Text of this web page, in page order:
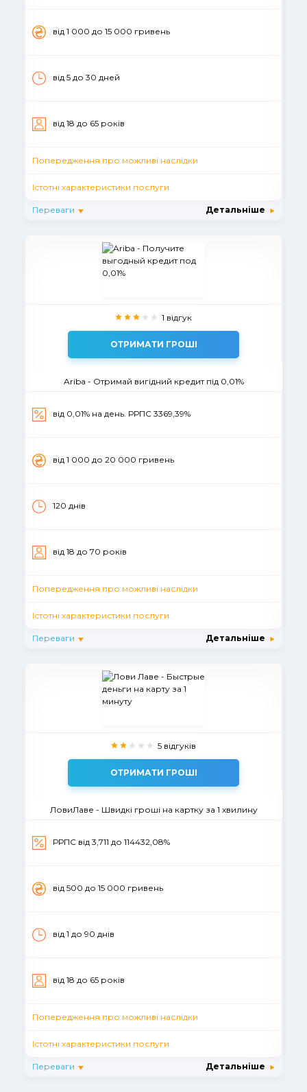
вiд 1 000 до 15 000 гривень
від 5 до 30 дней
вiд 18 до 65 рокiв
Попередження про можливі наслідки
Істотні характеристики послуги
Переваги Детальніше
1 відгук
ОТРИМАТИ ГРОШІ
Ariba - Отримай вигідний кредит під 0,01%
від 0,01% на день. РРПС 3369,39%
вiд 1 000 до 20 000 гривень
120 днів
вiд 18 до 70 рокiв
Попередження про можливі наслідки
Істотні характеристики послуги
Переваги Детальніше
5 відгуків
ОТРИМАТИ ГРОШІ
ЛовиЛаве - Швидкі гроші на картку за 1 хвилину
РРПС вiд 3,711 до 114432,08%
вiд 500 до 15 000 гривень
від 1 до 90 днiв
вiд 18 до 65 рокiв
Попередження про можливі наслідки
Істотні характеристики послуги
Переваги Детальніше